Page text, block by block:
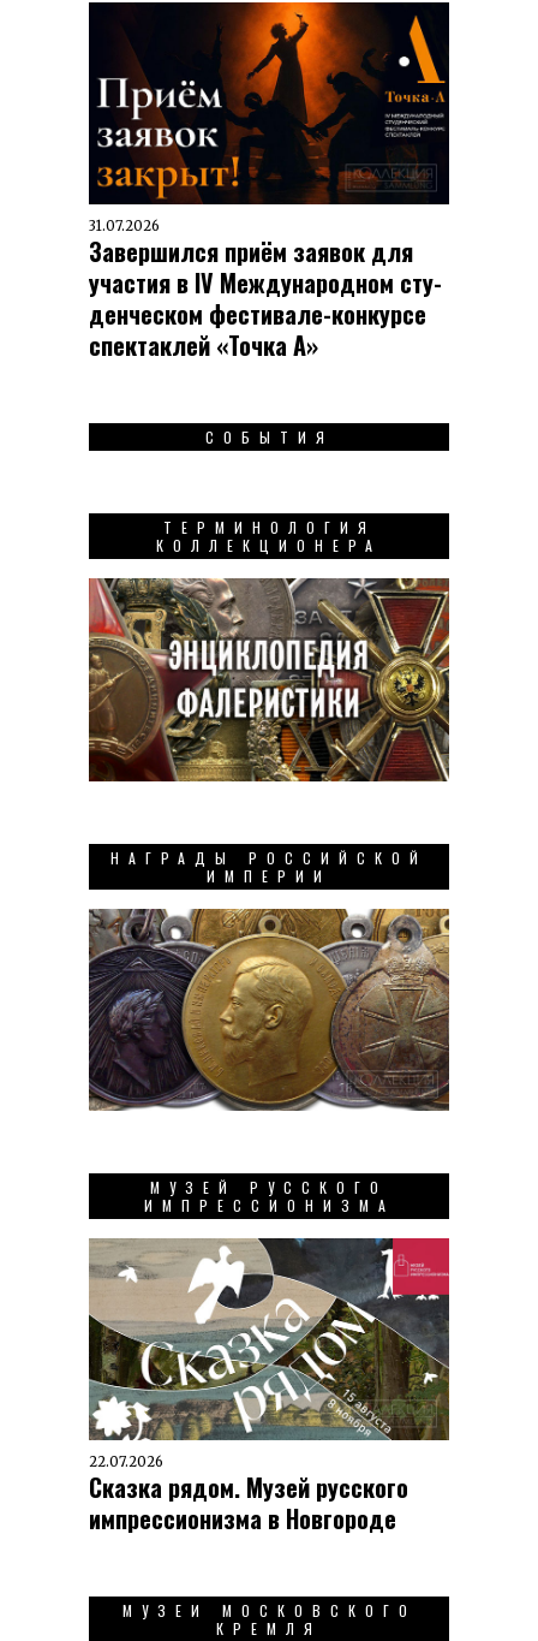
31.07.2026
Завершился приём заявок для
участия в IV Меж­ду­на­род­ном сту­
ден­чес­ком фес­ти­вале-кон­кур­се
спек­таклей «Точка А»
СОБЫТИЯ
ТЕРМИНОЛОГИЯ
КОЛЛЕКЦИОНЕРА
НАГРАДЫ РОССИЙСКОЙ
ИМПЕРИИ
МУЗЕЙ РУССКОГО
ИМПРЕССИОНИЗМА
22.07.2026
Сказка рядом. Музей русского
импрессионизма в Новгороде
МУЗЕИ МОСКОВСКОГО
КРЕМЛЯ